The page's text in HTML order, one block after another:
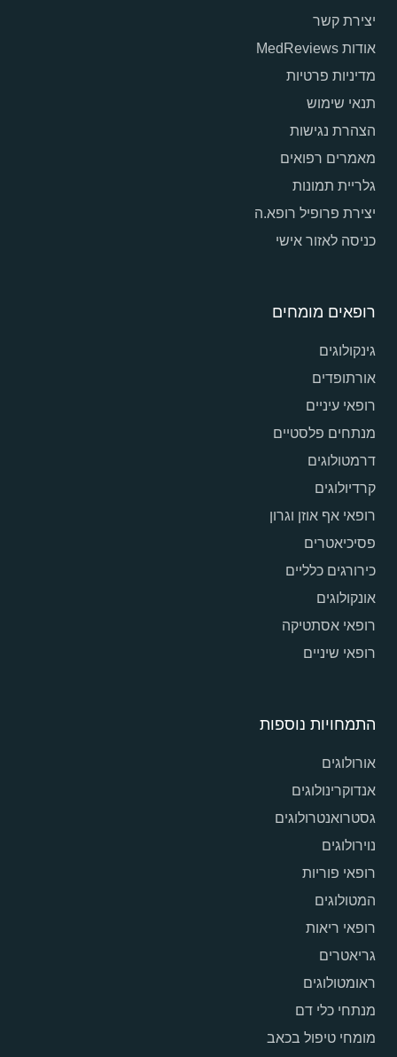
יצירת קשר
אודות MedReviews
מדיניות פרטיות
תנאי שימוש
הצהרת נגישות
מאמרים רפואים
גלריית תמונות
יצירת פרופיל רופא.ה
כניסה לאזור אישי
רופאים מומחים
גינקולוגים
אורתופדים
רופאי עיניים
מנתחים פלסטיים
דרמטולוגים
קרדיולוגים
רופאי אף אוזן וגרון
פסיכיאטרים
כירורגים כלליים
אונקולוגים
רופאי אסתטיקה
רופאי שיניים
התמחויות נוספות
אורולוגים
אנדוקרינולוגים
גסטרואנטרולוגים
נוירולוגים
רופאי פוריות
המטולוגים
רופאי ריאות
גריאטרים
ראומטולוגים
מנתחי כלי דם
מומחי טיפול בכאב